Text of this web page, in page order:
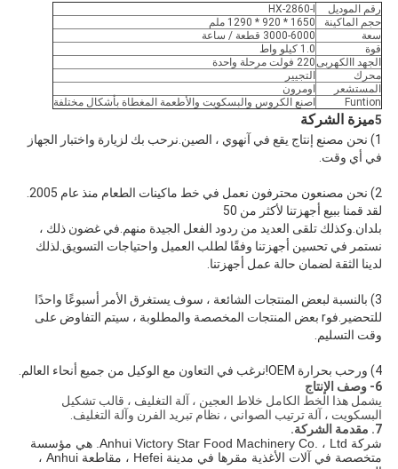
رقم الموديل
HX-2860-I
حجم الماكينة
1650 * 920 * 1290 ملم
سعة
3000-6000 قطعة / ساعة
قوة
1.0 كيلو واط
الجهد االكهربى220 فولت مرحلة واحدة
محرك
التجيير
المستشعر
اومرون
Funtion
اصنع الكروس والبسكويت والأطعمة المغطاة بأشكال مختلفة
5ميزة الشركة
1) نحن مصنع إنتاج يقع في آنهوي ، الصين.نرحب بك لزيارة واختبار الجهاز
في أي وقت.
2) نحن مصنعون محترفون نعمل في خط ماكينات الطعام منذ عام 2005.
لقد قمنا ببيع أجهزتنا لأكثر من 50
بلدان.وكذلك تلقى العديد من ردود الفعل الجيدة منهم.في غضون ذلك ،
نستمر في تحسين أجهزتنا وفقًا لطلب العميل واحتياجات التسويق.لذلك
لدينا الثقة لضمان حالة عمل أجهزتنا.
3) بالنسبة لبعض المنتجات الشائعة ، سوف يستغرق الأمر أسبوعًا واحدًا
للتحضير.فو r بعض المنتجات المخصصة والمطلوبة ، سيتم التفاوض على
وقت التسليم.
4) ورحب بحرارة OEM!نرغب في التعاون مع الوكيل من جميع أنحاء العالم.
6- وصف الإنتاج
يشمل هذا الخط الكامل خلاط العجين ، آلة التغليف ، قالب تشكيل
البسكويت ، آلة ترتيب الصواني ، نظام تبريد الفرن وآلة التغليف.
7. مقدمة الشركة.
شركة Anhui Victory Star Food Machinery Co. ، Ltd. هي مؤسسة
متخصصة في آلات الأغذية مقرها في مدينة Hefei ، مقاطعة Anhui ،